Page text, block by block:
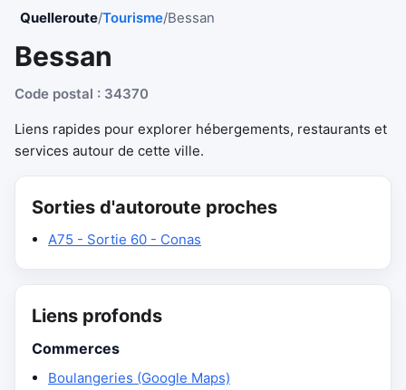
Quelleroute/Tourisme/Bessan
Bessan
Code postal : 34370
Liens rapides pour explorer hébergements, restaurants et
services autour de cette ville.
Sorties d'autoroute proches
A75 - Sortie 60 - Conas
Liens profonds
Commerces
Boulangeries (Google Maps)